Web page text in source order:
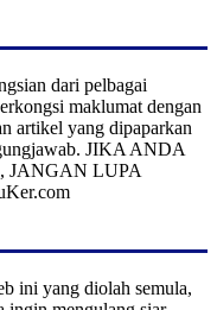
dari pelbagai
maklumat dengan
artikel yang dipaparkan
JIKA ANDA
JANGAN LUPA
ini yang diolah semula,